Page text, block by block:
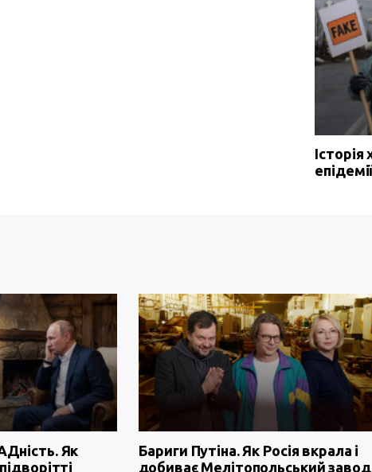
Як
Бариги Путіна. Як Росія вкрала і
добиває Мелітопольський завод